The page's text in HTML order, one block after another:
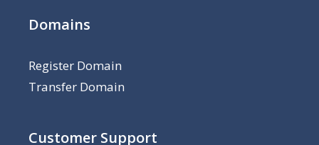
Domains
Register Domain
Transfer Domain
Customer Support